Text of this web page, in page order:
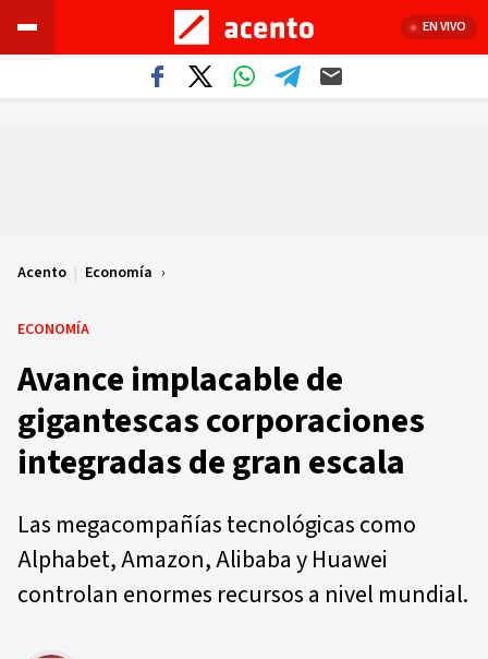
EN VIVO
Acento | Economía
ECONOMÍA
Avance implacable de
gigantescas corporaciones
integradas de gran escala
Las megacompañías tecnológicas como
Alphabet, Amazon, Alibaba y Huawei
controlan enormes recursos a nivel mundial.